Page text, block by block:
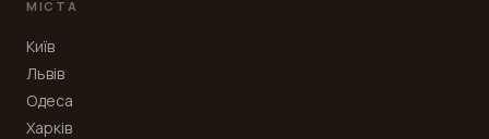
МІСТА
Київ
Львів
Одеса
Харків